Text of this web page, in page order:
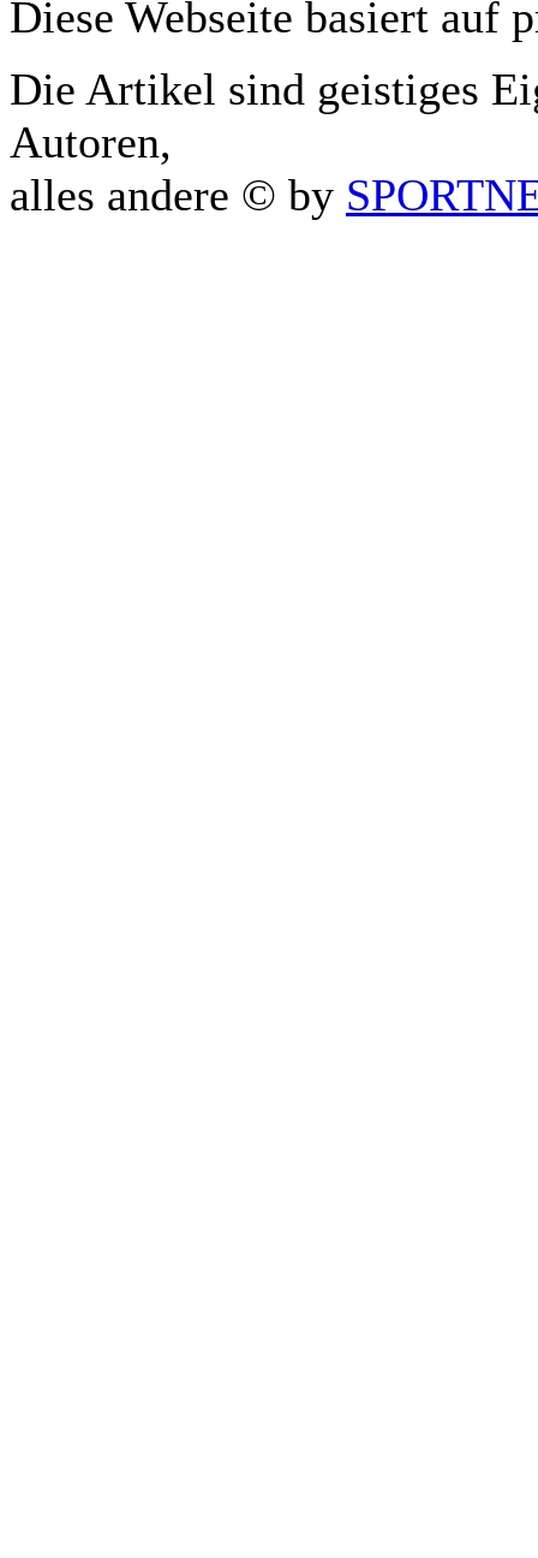
Diese Webseite basiert auf
Die Artikel sind geistiges
Autoren,
alles andere © by